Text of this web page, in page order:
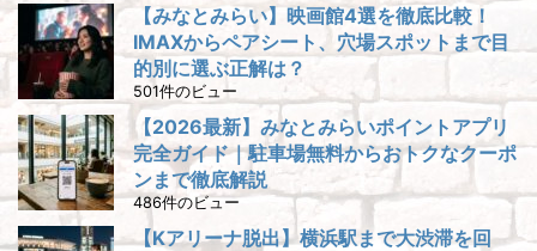
【みなとみらい】映画館4選を徹底比較！
IMAXからペアシート、穴場スポットまで目
的別に選ぶ正解は？
501件のビュー
【2026最新】みなとみらいポイントアプリ
完全ガイド｜駐車場無料からおトクなクーポ
ンまで徹底解説
486件のビュー
【Kアリーナ脱出】横浜駅まで大渋滞を回